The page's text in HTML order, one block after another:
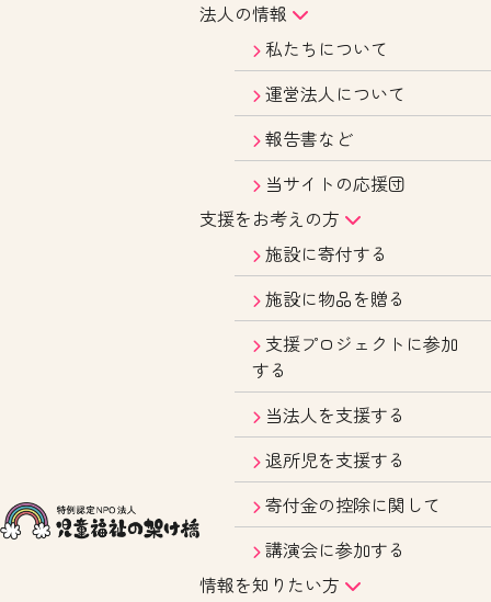
法人の情報
私たちについて
運営法人について
報告書など
当サイトの応援団
支援をお考えの方
施設に寄付する
施設に物品を贈る
支援プロジェクトに参加
する
当法人を支援する
退所児を支援する
寄付金の控除に関して
講演会に参加する
情報を知りたい方